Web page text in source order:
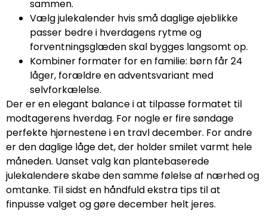
sammen.
Vælg julekalender hvis små daglige øjeblikke
passer bedre i hverdagens rytme og
forventningsglæden skal bygges langsomt op.
Kombiner formater for en familie: børn får 24
låger, forældre en adventsvariant med
selvforkælelse.
Der er en elegant balance i at tilpasse formatet til
modtagerens hverdag. For nogle er fire søndage
perfekte hjørnestene i en travl december. For andre
er den daglige låge det, der holder smilet varmt hele
måneden. Uanset valg kan plantebaserede
julekalendere skabe den samme følelse af nærhed og
omtanke. Til sidst en håndfuld ekstra tips til at
finpusse valget og gøre december helt jeres.